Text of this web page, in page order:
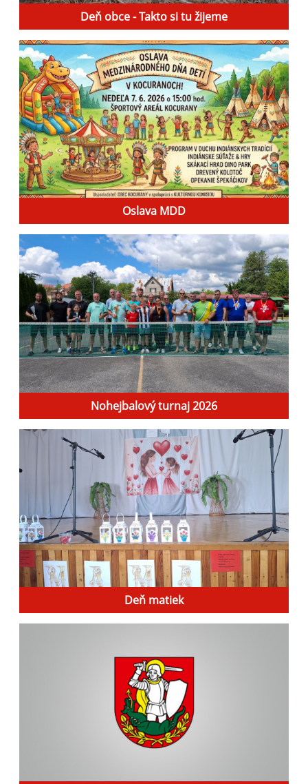
Deň obce - Takto si tu žijeme
Oslava MDD
Nohejbalový turnaj 2026
Deň matiek